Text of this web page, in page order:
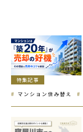
特集記事
マンション住み替え